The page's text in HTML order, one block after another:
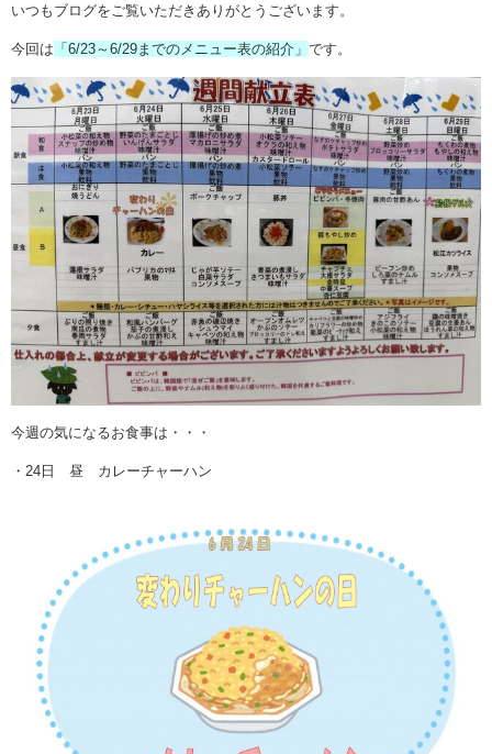
いつもブログをご覧いただきありがとうございます。
今回は 「6/23～6/29までのメニュー表の紹介」 です。
今週の気になるお食事は・・・
・24日 昼 カレーチャーハン